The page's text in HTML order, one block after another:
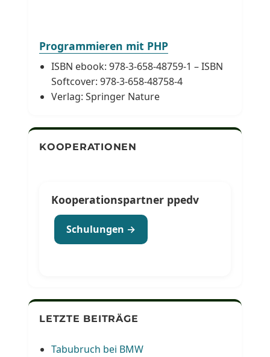
Programmieren mit PHP
ISBN ebook: 978-3-658-48759-1 – ISBN
Softcover: 978-3-658-48758-4
Verlag: Springer Nature
KOOPERATIONEN
Kooperationspartner ppedv
Schulungen →
LETZTE BEITRÄGE
Tabubruch bei BMW